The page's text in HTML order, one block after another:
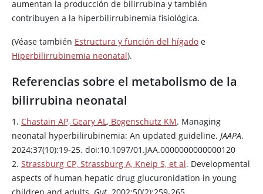
aumentan la producción de bilirrubina y también
contribuyen a la hiperbilirrubinemia fisiológica.
(Véase también Estructura y función del hígado e
Hiperbilirrubinemia neonatal).
Referencias sobre el metabolismo de la
bilirrubina neonatal
1. Chastain AP, Geary AL, Bogenschutz KM. Managing
neonatal hyperbilirubinemia: An updated guideline. JAAPA.
2024;37(10):19-25. doi:10.1097/01.JAA.0000000000000120
2. Strassburg CP, Strassburg A, Kneip S, et al. Developmental
aspects of human hepatic drug glucuronidation in young